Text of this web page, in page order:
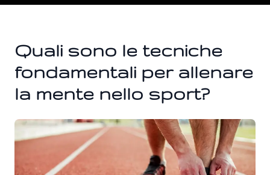
Quali sono le tecniche
fondamentali per allenare
la mente nello sport?